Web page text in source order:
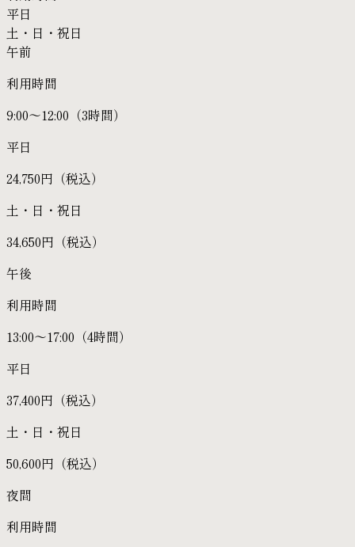
平日
土・日・祝日
午前
利用時間
9:00〜12:00（3時間）
平日
24,750円（税込）
土・日・祝日
34,650円（税込）
午後
利用時間
13:00〜17:00（4時間）
平日
37,400円（税込）
土・日・祝日
50,600円（税込）
夜間
利用時間